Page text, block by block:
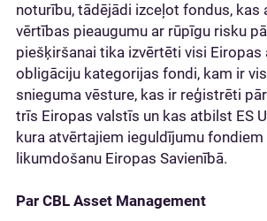
noturību, tādējādi izceļot fondus, kas
vērtības pieaugumu ar rūpīgu risku
piešķiršanai tika izvērtēti visi
obligāciju kategorijas fondi, kam ir
snieguma vēsture, kas ir reģistrēti
trīs Eiropas valstīs un kas atbilst ES
kura atvērtajiem ieguldījumu
likumdošanu Eiropas Savienībā.
Par CBL Asset Management